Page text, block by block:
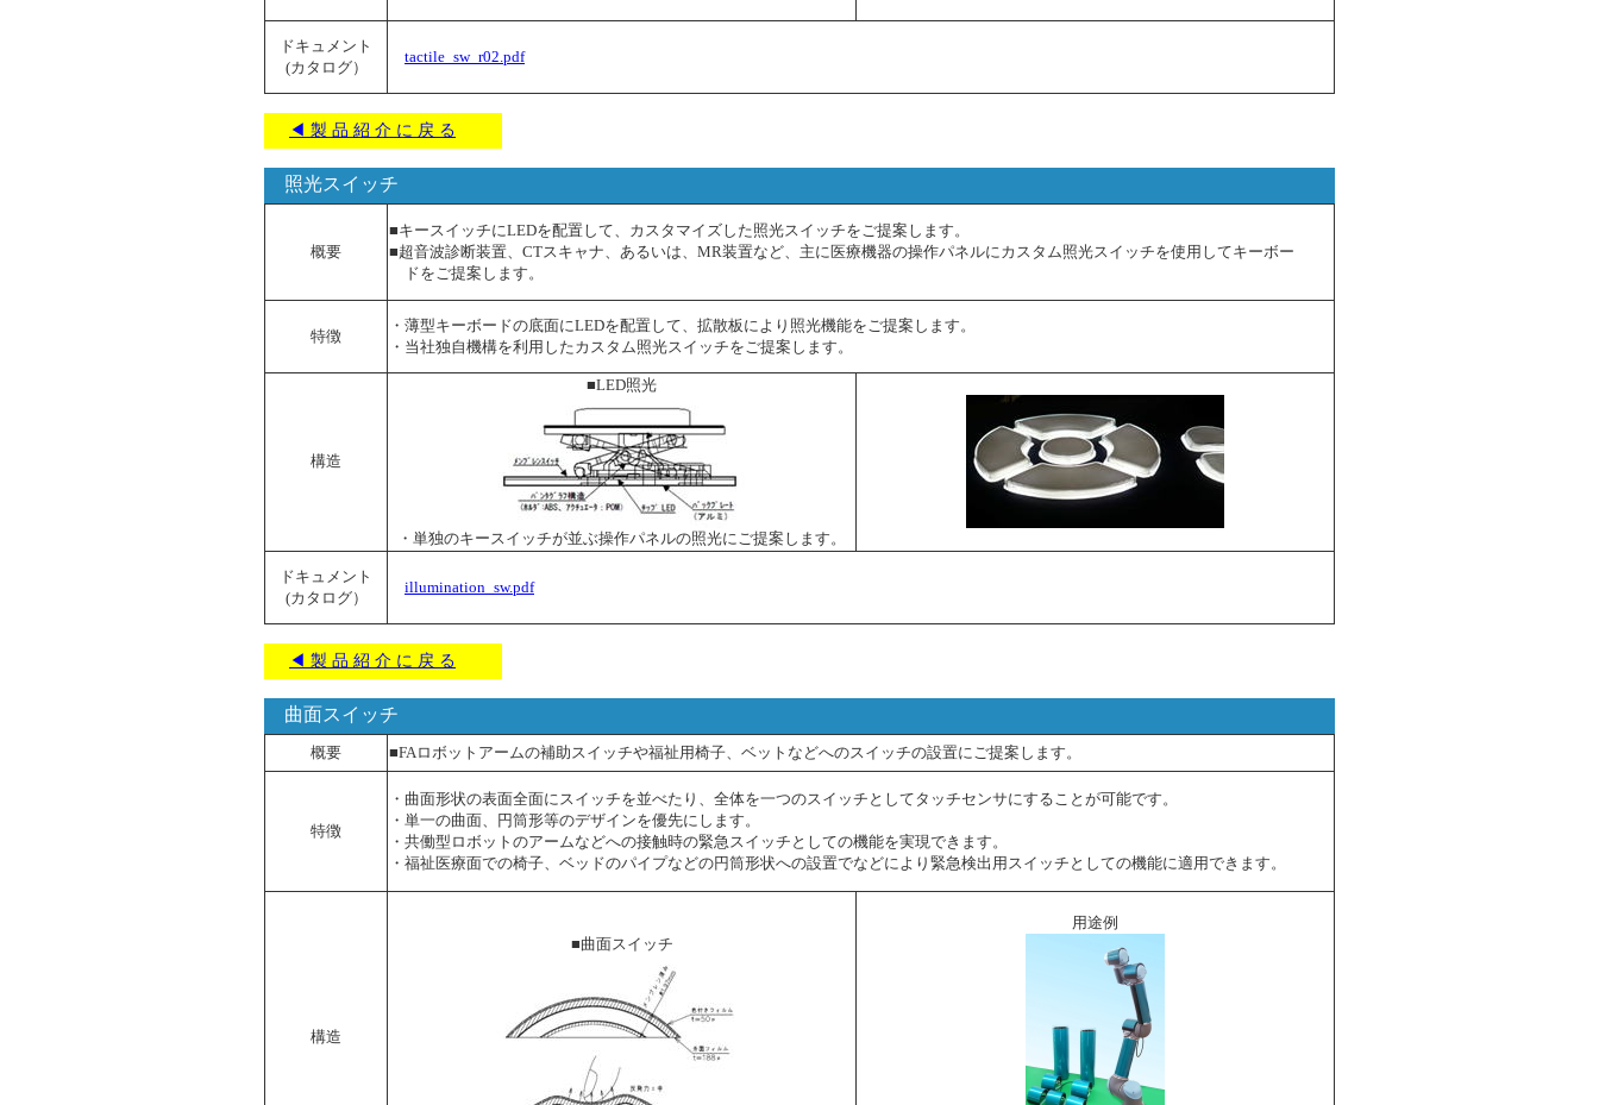
ドキュメント
(カタログ）
tactile_sw_r02.pdf
◀ 製 品 紹 介 に 戻 る
照光スイッチ
概要
■キースイッチにLEDを配置して、カスタマイズした照光スイッチをご提案します。
■超音波診断装置、CTスキャナ、あるいは、MR装置など、主に医療機器の操作パネルにカスタム照光スイッチを使用してキーボー
ドをご提案します。
特徴
・薄型キーボードの底面にLEDを配置して、拡散板により照光機能をご提案します。
・当社独自機構を利用したカスタム照光スイッチをご提案します。
構造
■LED照光
・単独のキースイッチが並ぶ操作パネルの照光にご提案します。
ドキュメント
(カタログ）
illumination_sw.pdf
◀ 製 品 紹 介 に 戻 る
曲面スイッチ
概要 ■FAロボットアームの補助スイッチや福祉用椅子、ベットなどへのスイッチの設置にご提案します。
特徴
・曲面形状の表面全面にスイッチを並べたり、全体を一つのスイッチとしてタッチセンサにすることが可能です。
・単一の曲面、円筒形等のデザインを優先にします。
・共働型ロボットのアームなどへの接触時の緊急スイッチとしての機能を実現できます。
・福祉医療面での椅子、ベッドのパイプなどの円筒形状への設置でなどにより緊急検出用スイッチとしての機能に適用できます。
構造
■曲面スイッチ
用途例